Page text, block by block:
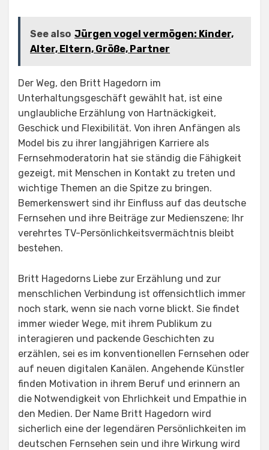
See also Jürgen vogel vermögen: Kinder,
Alter, Eltern, Größe, Partner
Der Weg, den Britt Hagedorn im
Unterhaltungsgeschäft gewählt hat, ist eine
unglaubliche Erzählung von Hartnäckigkeit,
Geschick und Flexibilität. Von ihren Anfängen als
Model bis zu ihrer langjährigen Karriere als
Fernsehmoderatorin hat sie ständig die Fähigkeit
gezeigt, mit Menschen in Kontakt zu treten und
wichtige Themen an die Spitze zu bringen.
Bemerkenswert sind ihr Einfluss auf das deutsche
Fernsehen und ihre Beiträge zur Medienszene; Ihr
verehrtes TV-Persönlichkeitsvermächtnis bleibt
bestehen.
Britt Hagedorns Liebe zur Erzählung und zur
menschlichen Verbindung ist offensichtlich immer
noch stark, wenn sie nach vorne blickt. Sie findet
immer wieder Wege, mit ihrem Publikum zu
interagieren und packende Geschichten zu
erzählen, sei es im konventionellen Fernsehen oder
auf neuen digitalen Kanälen. Angehende Künstler
finden Motivation in ihrem Beruf und erinnern an
die Notwendigkeit von Ehrlichkeit und Empathie in
den Medien. Der Name Britt Hagedorn wird
sicherlich eine der legendären Persönlichkeiten im
deutschen Fernsehen sein und ihre Wirkung wird